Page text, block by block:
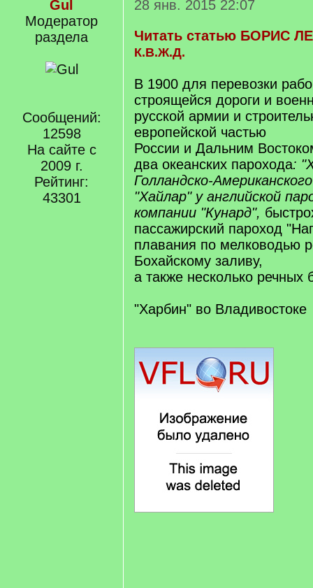
Gul
Модератор
раздела
Сообщений:
12598
На сайте с
2009 г.
Рейтинг:
43301
28 янв. 2015 22:07
Читать статью БОРИС
К.В.Ж.Д.
В 1900 для перевозки
строящейся дороги и
русской армии и
европейской частью
России и Дальним
два океанских парохода:
Голландско-
"Хайлар" у английской
компании "Кунард",
пассажирский пароход
плавания по мелководью
Бохайскому заливу,
а также несколько речных
"Харбин" во Владивостоке